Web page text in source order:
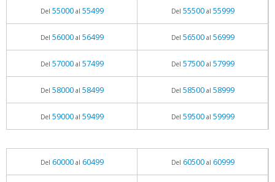
Del 55000al 55499 Del 55500al 55999
Del 56000al 56499 Del 56500al 56999
Del 57000al 57499 Del 57500al 57999
Del 58000al 58499 Del 58500al 58999
Del 59000al 59499 Del 59500al 59999
Del 60000al 60499 Del 60500al 60999